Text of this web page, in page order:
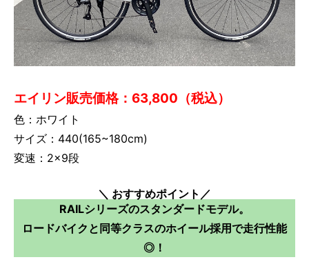
エイリン販売価格：63,800（税込）
色：ホワイト
サイズ：440(165~180cm)
変速：2×9段
＼ おすすめポイント／
RAILシリーズのスタンダードモデル。
ロードバイクと同等クラスのホイール採用で走行性能
◎！